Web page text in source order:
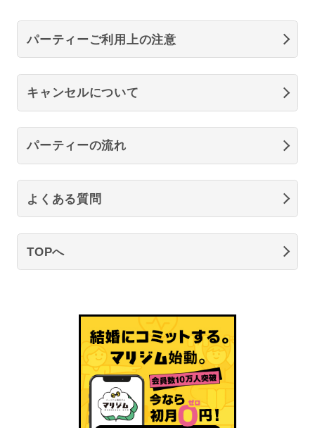
パーティーご利用上の注意
キャンセルについて
パーティーの流れ
よくある質問
TOPへ